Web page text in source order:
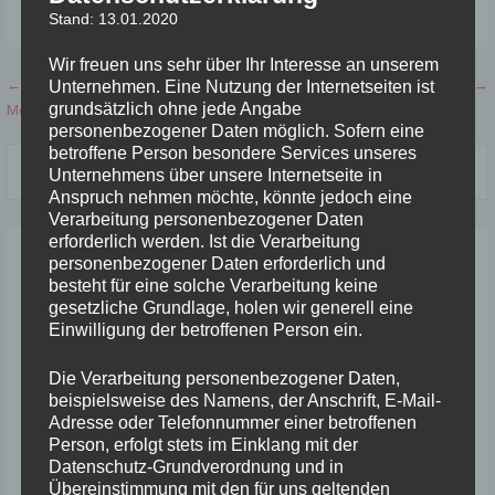
Veröffentlicht in:Infos,Wettkämpfe
Beitragsnavigation
← 15. Sparkassen-Citylauf des LV
Merzig, 08.03.2020 Merzig
Vom Parkrun zum Citylauf →
Suchen
Neueste Beiträge
Saarlandmeisterschaften Jugend U 20 und U 16, Ludweiler,
30./31.5.2026
Saarlandmeisterschaften Aktive und U18, St. Wendel,
6./7.2026
Kinderleichtathletik-Wettkampf Elm, 15.06.2025
Saarländische Masters Ludweiler, 05.07.2025
Stand: 13.01.2020
Wir freuen uns sehr über Ihr Interesse an unserem
Unternehmen. Eine Nutzung der Internetseiten ist
grundsätzlich ohne jede Angabe
personenbezogener Daten möglich. Sofern eine
betroffene Person besondere Services unseres
Unternehmens über unsere Internetseite in
Anspruch nehmen möchte, könnte jedoch eine
Verarbeitung personenbezogener Daten
erforderlich werden. Ist die Verarbeitung
personenbezogener Daten erforderlich und
besteht für eine solche Verarbeitung keine
gesetzliche Grundlage, holen wir generell eine
Einwilligung der betroffenen Person ein.
Die Verarbeitung personenbezogener Daten,
beispielsweise des Namens, der Anschrift, E-Mail-
Adresse oder Telefonnummer einer betroffenen
Person, erfolgt stets im Einklang mit der
Datenschutz-Grundverordnung und in
Übereinstimmung mit den für uns geltenden